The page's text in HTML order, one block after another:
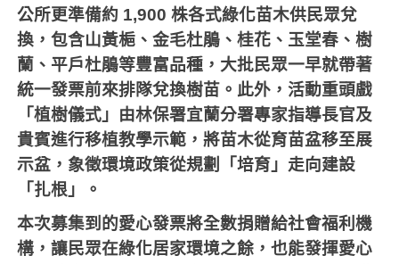
公所更準備約 1,900株各式綠化苗木供民眾兌
換，包含山黃梔、金毛杜鵑、桂花、玉堂春、樹
蘭、平戶杜鵑等豐富品種，大批民眾一早就帶著
統一發票前來排隊兌換樹苗。此外，活動重頭戲
「植樹儀式」由林保署宜蘭分署專家指導長官及
貴賓進行移植教學示範，將苗木從育苗盆移至展
示盆，象徵環境政策從規劃「培育」走向建設
「扎根」。
本次募集到的愛心發票將全數捐贈給社會福利機
構，讓民眾在綠化居家環境之餘，也能發揮愛心